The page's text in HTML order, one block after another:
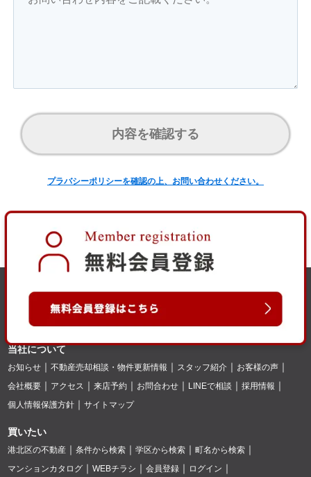
内容を確認する
プラバシーポリシーを確認の上、お問い合わせください。
当社について
お知らせ 不動産売却相談・物件更新情報 スタッフ紹介
お客様の声
会社概要
アクセス 来店予約 お問合わせ LINEで相談
採用情報
個人情報保護方針
サイトマップ
買いたい
港北区の不動産 条件から検索 学区から検索
町名から検索
マンションカタログ
WEBチラシ 会員登録
ログイン